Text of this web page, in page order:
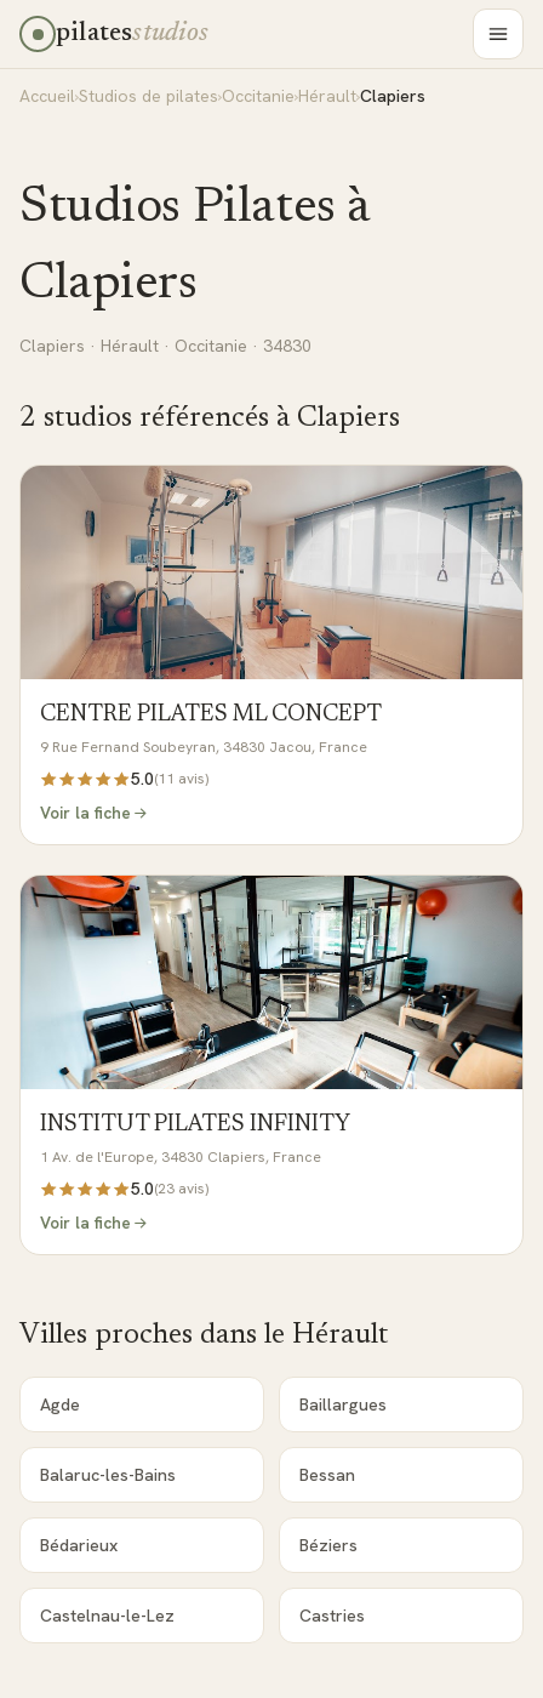
pilatesstudios
Accueil›Studios de pilates›Occitanie›Hérault›Clapiers
Studios Pilates à
Clapiers
Clapiers · Hérault · Occitanie · 34830
2 studios référencés à Clapiers
CENTRE PILATES ML CONCEPT
9 Rue Fernand Soubeyran, 34830 Jacou, France
5.0(11 avis)
Voir la fiche
INSTITUT PILATES INFINITY
1 Av. de l'Europe, 34830 Clapiers, France
5.0(23 avis)
Voir la fiche
Villes proches dans le Hérault
Agde Baillargues
Balaruc-les-Bains Bessan
Bédarieux Béziers
Castelnau-le-Lez Castries